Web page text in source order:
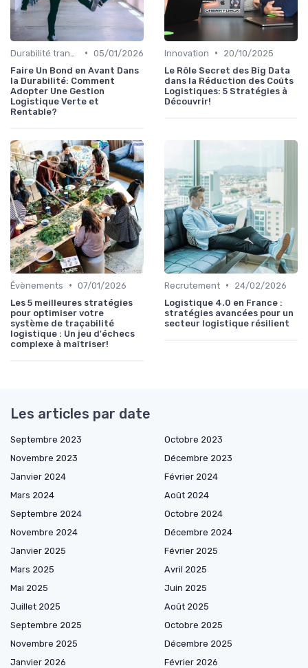
• 05/01/2026
Faire Un Bond en Avant Dans
la Durabilité: Comment
Adopter Une Gestion
Logistique Verte et
Rentable?
Innovation •
20/10/2025
Le Rôle Secret des Big Data
dans la Réduction des Coûts
Logistiques: 5 Stratégies à
Découvrir!
Évènements • 07/01/2026
Les 5 meilleures stratégies
pour optimiser votre
système de traçabilité
logistique : Un jeu d'échecs
complexe à maîtriser!
Recrutement •
24/02/2026
Logistique 4.0 en France :
stratégies avancées pour un
secteur logistique résilient
Les articles par date
Septembre 2023
Octobre 2023
Novembre 2023
Décembre 2023
Janvier 2024
Février 2024
Mars 2024
Août 2024
Septembre 2024
Octobre 2024
Novembre 2024
Décembre 2024
Janvier 2025
Février 2025
Mars 2025
Avril 2025
Mai 2025
Juin 2025
Juillet 2025
Août 2025
Septembre 2025
Octobre 2025
Novembre 2025
Décembre 2025
Janvier 2026
Février 2026